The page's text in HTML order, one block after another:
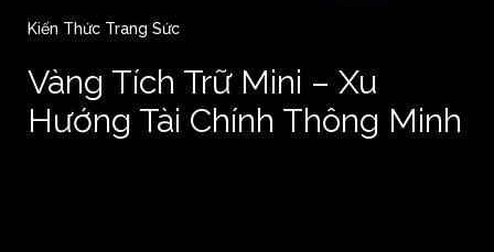
Kiến Thức Trang Sức
Vàng Tích Trữ Mini – Xu
Hướng Tài Chính Thông Minh